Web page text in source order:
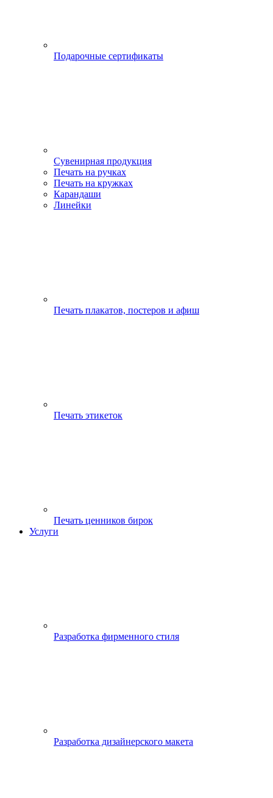
Подарочные сертификаты
Сувенирная продукция
Печать на ручках
Печать на кружках
Карандаши
Линейки
Печать плакатов, постеров и афиш
Печать этикеток
Печать ценников бирок
Услуги
Разработка фирменного стиля
Разработка дизайнерского макета